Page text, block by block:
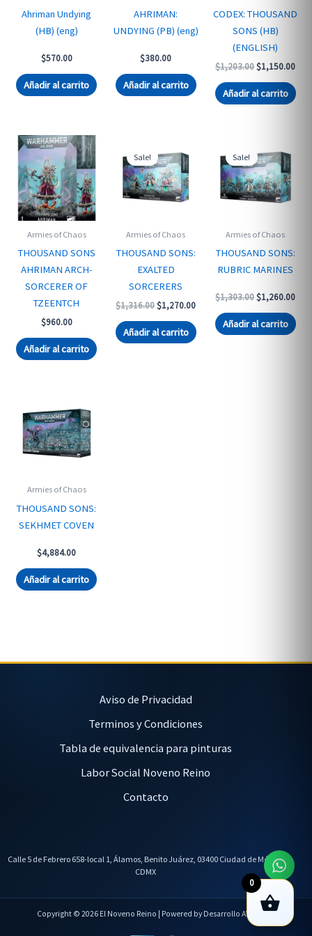
Ahriman Undying
(HB) (eng)
$570.00
Añadir al carrito
AHRIMAN:
UNDYING (PB) (eng)
$380.00
Añadir al carrito
CODEX: THOUSAND
SONS (HB)
(ENGLISH)
$1,203.00 Original
was:
$1,203.00.
$1,150.00
is:
Añadir al carrito
Armies of Chaos
THOUSAND SONS
AHRIMAN ARCH-
SORCERER OF
TZEENTCH
$960.00
Añadir al carrito
Sale!
Armies of Chaos
THOUSAND SONS:
EXALTED
SORCERERS
$1,316.00 Original
was:
$1,316.00.
$1,270.00Current
is:
$1,270.00.
Añadir al carrito
Sale!
Armies of Chaos
THOUSAND SONS:
RUBRIC MARINES
$1,303.00 Original
was:
$1,303.00.
$1,260.00
is:
Añadir al carrito
Armies of Chaos
THOUSAND SONS:
SEKHMET COVEN
$4,884.00
Añadir al carrito
Aviso de Privacidad
Terminos y Condiciones
Tabla de equivalencia para pinturas
Labor Social Noveno Reino
Contacto
Calle 5 de Febrero 658-local 1, Álamos, Benito Juárez, 03400 Ciudad de México,
CDMX
Copyright © 2026 El Noveno Reino | Powered by Desarrollo AVL
0